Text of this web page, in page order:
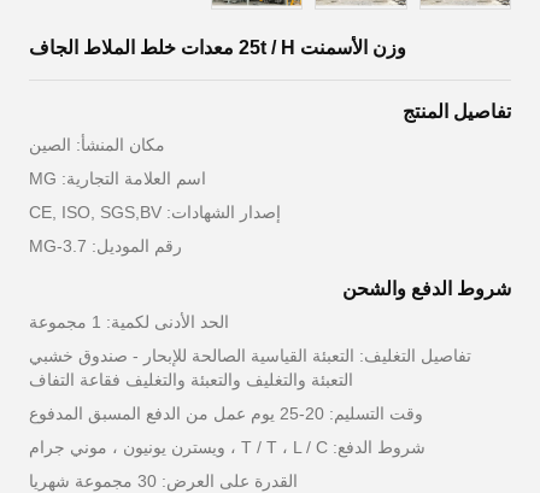
وزن الأسمنت 25t / H معدات خلط الملاط الجاف
تفاصيل المنتج
مكان المنشأ: الصين
اسم العلامة التجارية: MG
إصدار الشهادات: CE, ISO, SGS,BV
رقم الموديل: MG-3.7
شروط الدفع والشحن
الحد الأدنى لكمية: 1 مجموعة
تفاصيل التغليف: التعبئة القياسية الصالحة للإبحار - صندوق خشبي
التعبئة والتغليف والتعبئة والتغليف فقاعة التفاف
وقت التسليم: 20-25 يوم عمل من الدفع المسبق المدفوع
شروط الدفع: T / T ، L / C ، ويسترن يونيون ، موني جرام
القدرة على العرض: 30 مجموعة شهريا